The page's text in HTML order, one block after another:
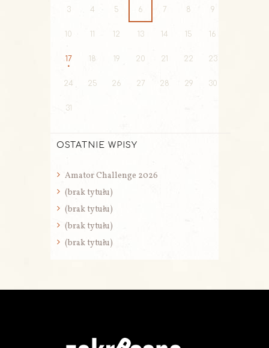
3 4 5 6 7 8 9
10 11 12 13 14 15 16
17 18 19 20 21 22 23
24 25 26 27 28 29 30
31
OSTATNIE WPISY
Amator Challenge 2026
(brak tytułu)
(brak tytułu)
(brak tytułu)
(brak tytułu)